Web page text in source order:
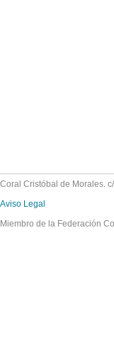
Coral Cristóbal de Morales.
Aviso Legal
Miembro de la Federación